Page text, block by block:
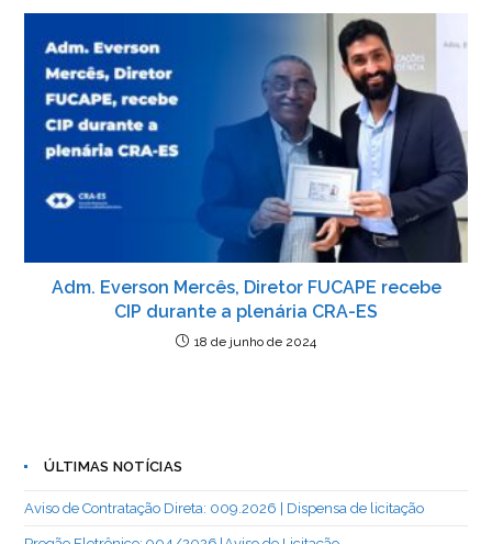
Adm. Everson Mercês, Diretor FUCAPE recebe
CIP durante a plenária CRA-ES
18 de junho de 2024
ÚLTIMAS NOTÍCIAS
Aviso de Contratação Direta: 009.2026 | Dispensa de licitação